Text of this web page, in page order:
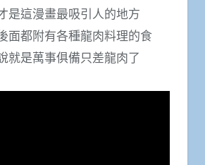
是這漫畫最吸引人的地方
面都附有各種龍肉料理的食
就是萬事俱備只差龍肉了